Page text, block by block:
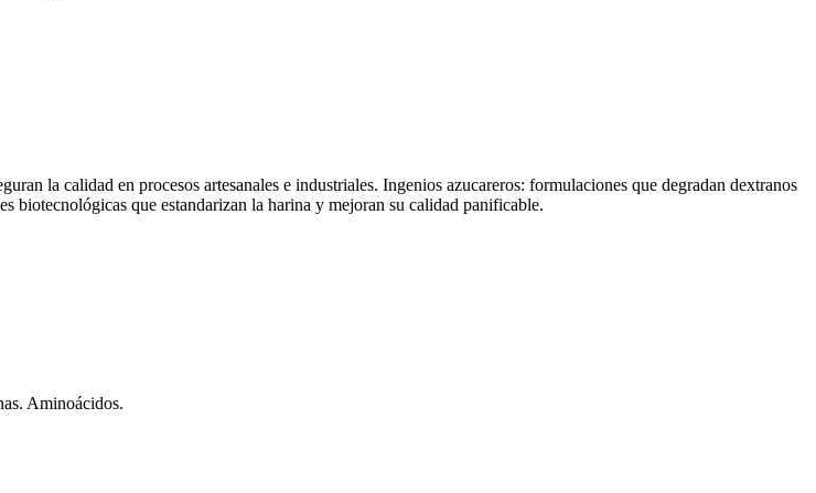
la calidad en procesos artesanales e industriales. Ingenios azucareros: formulaciones que degradan dextranos
que estandarizan la harina y mejoran su calidad panificable.
Aminoácidos.